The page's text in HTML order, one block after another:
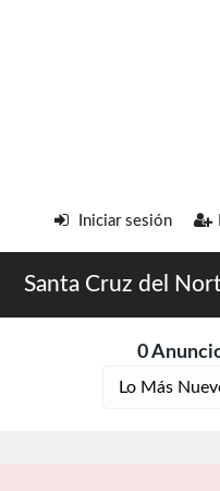
Iniciar sesión
Santa Cruz del
0